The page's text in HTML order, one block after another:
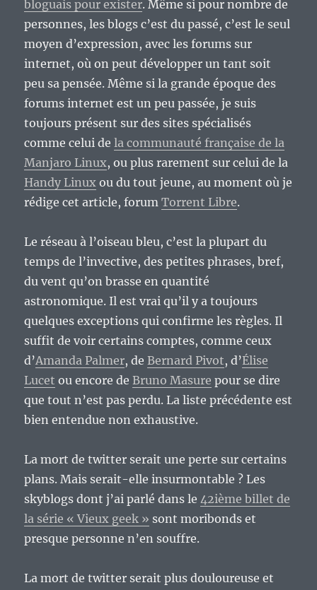
bloguais pour exister. Même si pour nombre de
personnes, les blogs c’est du passé, c’est le seul
moyen d’expression, avec les forums sur
internet, où on peut développer un tant soit
peu sa pensée. Même si la grande époque des
forums internet est un peu passée, je suis
toujours présent sur des sites spécialisés
comme celui dela communauté française de la
Manjaro Linux, ou plus rarement sur celui de la
Handy Linux ou du tout jeune, au moment où je
rédige cet article, forumTorrent Libre.
Le réseau à l’oiseau bleu, c’est la plupart du
temps de l’invective, des petites phrases, bref,
du vent qu’on brasse en quantité
astronomique. Il est vrai qu’il y a toujours
quelques exceptions qui confirme les règles. Il
suffit de voir certains comptes, comme ceux
d’Amanda Palmer, deBernard Pivot, d’Élise
Lucet ou encore deBruno Masure pour se dire
que tout n’est pas perdu. La liste précédente est
bien entendue non exhaustive.
La mort de twitter serait une perte sur certains
plans. Mais serait-elle insurmontable ? Les
skyblogs dont j’ai parlé dans le42ième billet de
la série « Vieux geek » sont moribonds et
presque personne n’en souffre.
La mort de twitter serait plus douloureuse et